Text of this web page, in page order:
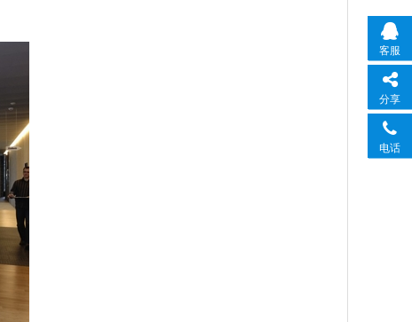
客服
分享
电话